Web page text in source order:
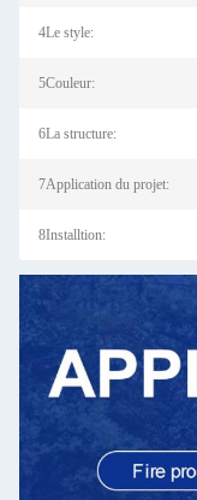
4Le style:
5Couleur:
6La structure:
7Application du projet:
8Installtion: